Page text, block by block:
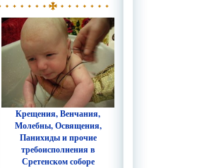
Крещения, Венчания,
Молебны, Освящения,
Панихиды и прочие
требоисполнения в
Сретенском соборе